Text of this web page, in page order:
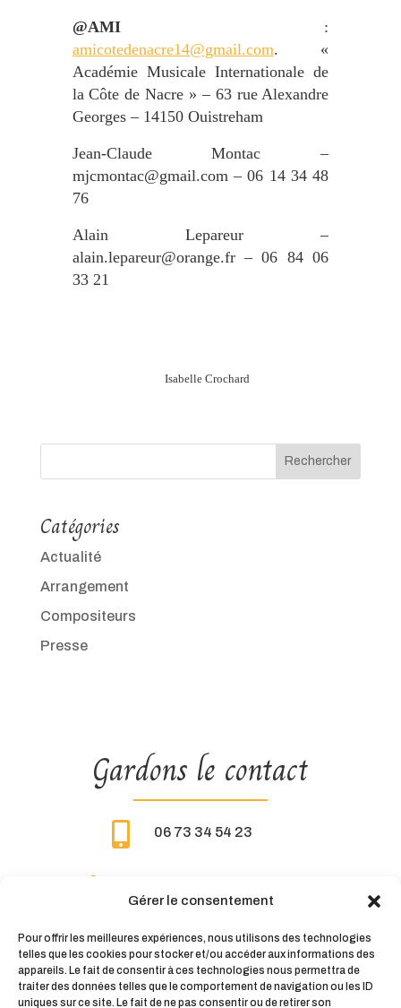
Gérer le consentement
Pour offrir les meilleures expériences, nous utilisons des technologies
telles que les cookies pour stocker et/ou accéder aux informations des
appareils. Le fait de consentir à ces technologies nous permettra de
traiter des données telles que le comportement de navigation ou les ID
uniques sur ce site. Le fait de ne pas consentir ou de retirer son
@AMI:
amicotedenacre14@gmail.com. «
Académie Musicale Internationale de
la Côte de Nacre » – 63 rue Alexandre
Georges – 14150 Ouistreham
Jean-Claude Montac –
mjcmontac@gmail.com – 06 14 34 48
76
Alain Lepareur –
alain.lepareur@orange.fr– 06 84 06
33 21
Isabelle Crochard
Rechercher
Catégories
Actualité
Arrangement
Compositeurs
Presse
Gardons le contact
 06 73 34 54 23